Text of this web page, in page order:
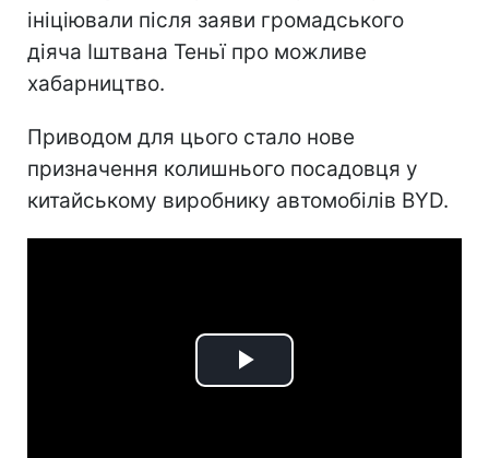
ініціювали після заяви громадського
діяча Іштвана Теньї про можливе
хабарництво.
Приводом для цього стало нове
призначення колишнього посадовця у
китайському виробнику автомобілів BYD.
Play